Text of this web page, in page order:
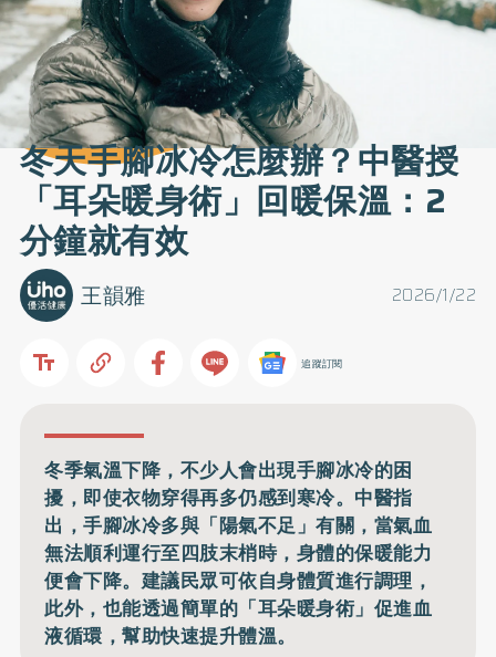
冬天手腳冰冷怎麼辦？中醫授
「耳朵暖身術」回暖保溫：2
分鐘就有效
2026/1/22
王韻雅
追蹤訂閱
冬季氣溫下降，不少人會出現手腳冰冷的困
擾，即使衣物穿得再多仍感到寒冷。中醫指
出，手腳冰冷多與「陽氣不足」有關，當氣血
無法順利運行至四肢末梢時，身體的保暖能力
便會下降。建議民眾可依自身體質進行調理，
此外，也能透過簡單的「耳朵暖身術」促進血
液循環，幫助快速提升體溫。